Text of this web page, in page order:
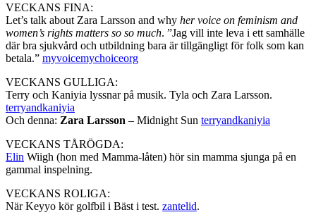
VECKANS FINA:
Let’s talk about Zara Larsson and why her voice on feminism and
women’s rights matters so so much. ”Jag vill inte leva i ett samhälle
där bra sjukvård och utbildning bara är tillgängligt för folk som kan
betala.” myvoicemychoiceorg
VECKANS GULLIGA:
Terry och Kaniyia lyssnar på musik. Tyla och Zara Larsson.
terryandkaniyia
Och denna: Zara Larsson – Midnight Sun terryandkaniyia
VECKANS TÅRÖGDA:
Elin Wiigh (hon med Mamma-låten) hör sin mamma sjunga på en
gammal inspelning.
VECKANS ROLIGA:
När Keyyo kör golfbil i Bäst i test. zantelid.